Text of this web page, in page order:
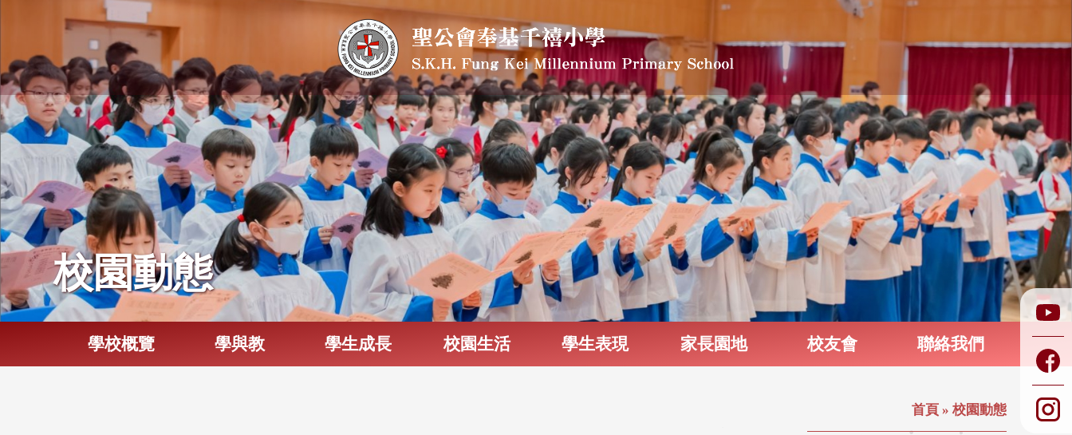
校園動態
學校概覽 學與教 學生成長 校園生活 學生表現 家長園地 校友會 聯絡我們
首頁 » 校園動態